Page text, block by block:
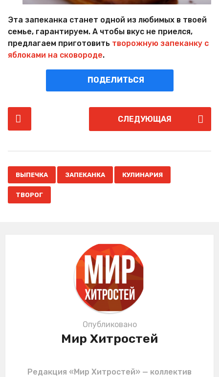
Эта запеканка станет одной из любимых в твоей
семье, гарантируем. А чтобы вкус не приелся,
предлагаем приготовить творожную запеканку с
яблоками на сковороде.
ПОДЕЛИТЬСЯ
o
P
g
i
СЛЕДУЮЩАЯ
ВЫПЕЧКА ЗАПЕКАНКА КУЛИНАРИЯ
ТВОРОГ
Опубликовано
Мир Хитростей
Редакция «Мир Хитростей» — коллектив